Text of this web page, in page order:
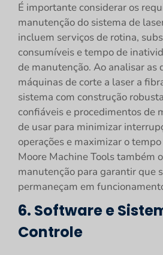
É importante considerar os
manutenção do sistema de
incluem serviços de rotina,
consumíveis e tempo de
de manutenção. Ao analisar as
máquinas de corte a laser a
sistema com construção
confiáveis e procedimentos de
de usar para minimizar
operações e maximizar o
Moore Machine Tools também
manutenção para garantir que
permaneçam em
6. Software e
Controle